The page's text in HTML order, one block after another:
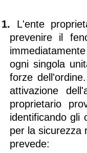
1. L'ente
prevenire il
ogni singola
forze
attivazione
proprietario
identificando gli
per la sicurezza
prevede: